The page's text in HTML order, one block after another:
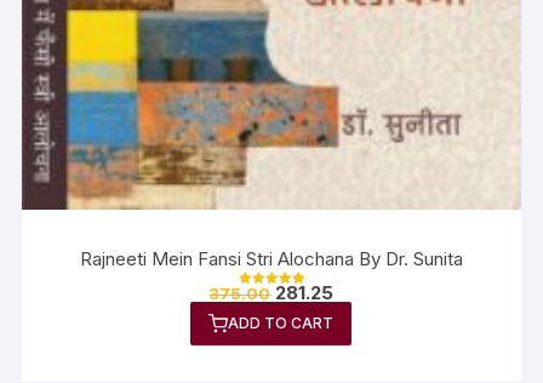
Rajneeti Mein Fansi Stri Alochana By Dr. Sunita
Rated
out of 5
375.00 281.25
ADD TO CART